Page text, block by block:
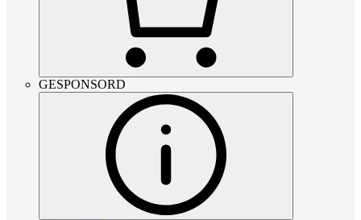
GESPONSORD